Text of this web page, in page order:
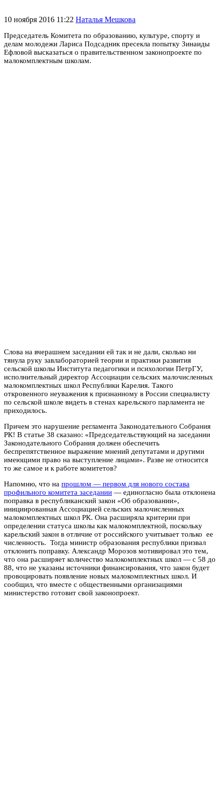
10 ноября 2016 11:22 Наталья Мешкова
Председатель Комитета по образованию, культуре, спорту и
делам молодежи Лариса Подсадник пресекла попытку Зинаиды
Ефловой высказаться о правительственном законопроекте по
малокомплектным школам.
Слова на вчерашнем заседании ей так и не дали, сколько ни
тянула руку завлабораторией теории и практики развития
сельской школы Института педагогики и психологии ПетрГУ,
исполнительный директор Ассоциации сельских малочисленных
малокомплектных школ Республики Карелия. Такого
откровенного неуважения к признанному в России специалисту
по сельской школе видеть в стенах карельского парламента не
приходилось.
Причем это нарушение регламента Законодательного Собрания
РК! В статье 38 сказано: «Председательствующий на заседании
Законодательного Собрания должен обеспечить
беспрепятственное выражение мнений депутатами и другими
имеющими право на выступление лицами». Разве не относится
то же самое и к работе комитетов?
Напомню, что на прошлом — первом для нового состава
профильного комитета заседании — единогласно была отклонена
поправка в республиканский закон «Об образовании»,
инициированная Ассоциацией сельских малочисленных
малокомплектных школ РК. Она расширяла критерии при
определении статуса школы как малокомплектной, поскольку
карельский закон в отличие от российского учитывает только ее
численность. Тогда министр образования республики призвал
отклонить поправку. Александр Морозов мотивировал это тем,
что она расширяет количество малокомплектных школ — с 58 до
88, что не указаны источники финансирования, что закон будет
провоцировать появление новых малокомплектных школ. И
сообщил, что вместе с общественными организациями
министерство готовит свой законопроект.